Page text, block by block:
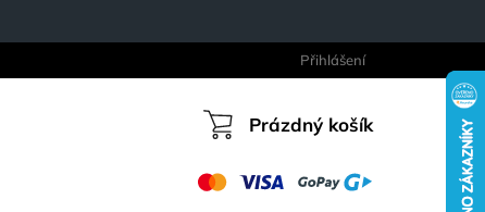
Přihlášení
Nákupní
Prázdný košík